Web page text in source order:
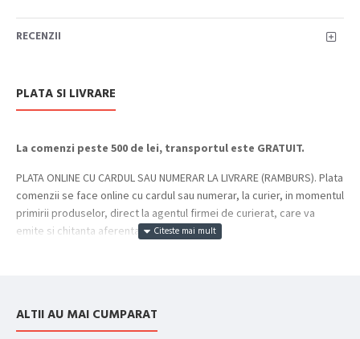
RECENZII
PLATA SI LIVRARE
La comenzi peste 500 de lei, transportul este GRATUIT.
PLATA ONLINE CU CARDUL SAU NUMERAR LA LIVRARE (RAMBURS). Plata
comenzii se face online cu cardul sau numerar, la curier, in momentul
primirii produselor, direct la agentul firmei de curierat, care va
emite si chitanta aferenta incasarii.
compania de curierat, care va livreaza comanda în decursul a 24-48
ALTII AU MAI CUMPARAT